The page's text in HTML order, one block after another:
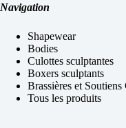
Navigation
Shapewear
Bodies
Culottes sculptantes
Boxers sculptants
Brassières et Soutiens
Tous les produits